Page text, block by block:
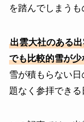
を踏んでしまうも
出雲大社のある
でも比較的雪が
雪が積もらない
題なく参拝できる